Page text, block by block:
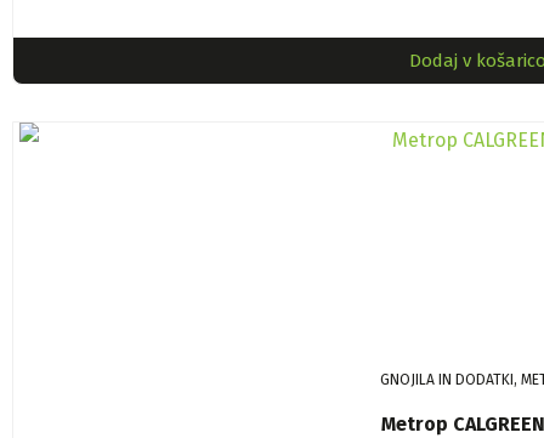
Dodaj v
GNOJILA IN DODATKI,
Metrop